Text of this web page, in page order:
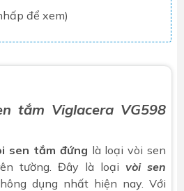
để xem)
tắm Viglacera VG598
sen tắm đứng là loại vòi sen
tường. Đây là loại vòi sen
dụng nhất hiện nay. Với